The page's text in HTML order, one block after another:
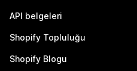
API belgeleri
Shopify Topluluğu
Shopify Blogu